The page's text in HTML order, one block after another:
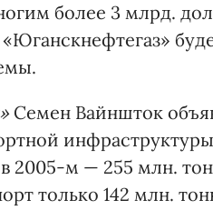
более 3 млрд.
Семен Вайншток
2005-м — 255 млн.
только 142 млн.